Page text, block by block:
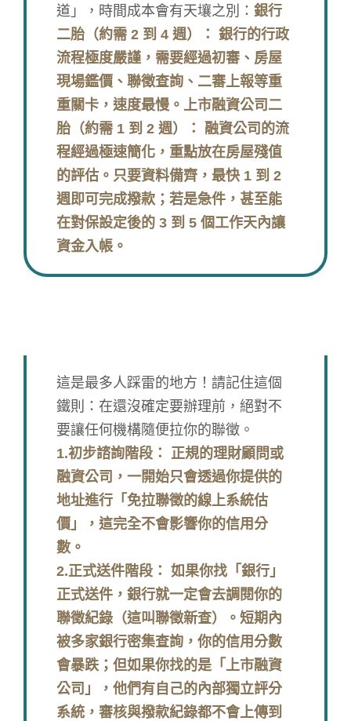
道」，時間成本會有天壤之別： 銀行
二胎（約需 2 到 4 週）： 銀行的行政
流程極度嚴謹，需要經過初審、房屋
現場鑑價、聯徵查詢、二審上報等重
重關卡，速度最慢。上市融資公司二
胎（約需 1 到 2 週）： 融資公司的流
程經過極速簡化，重點放在房屋殘值
的評估。只要資料備齊，最快 1 到 2
週即可完成撥款；若是急件，甚至能
在對保設定後的 3 到 5 個工作天內讓
資金入帳。
這是最多人踩雷的地方！請記住這個
鐵則：在還沒確定要辦理前，絕對不
要讓任何機構隨便拉你的聯徵。
1.初步諮詢階段： 正規的理財顧問或
融資公司，一開始只會透過你提供的
地址進行「免拉聯徵的線上系統估
價」，這完全不會影響你的信用分
數。
2.正式送件階段： 如果你找「銀行」
正式送件，銀行就一定會去調閱你的
聯徵紀錄（這叫聯徵新查）。短期內
被多家銀行密集查詢，你的信用分數
會暴跌；但如果你找的是「上市融資
公司」，他們有自己的內部獨立評分
系統，審核與撥款紀錄都不會上傳到